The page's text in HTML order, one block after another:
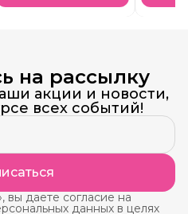
на рассылку
акции и новости,
всех событий!
вы даете согласие на
данных в целях